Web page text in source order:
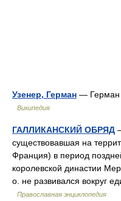
Узенер, Герман — Герман
Википедия
ГАЛЛИКАНСКИЙ ОБРЯД
существовавшая на
Франция) в период
королевской династии
о. не развивался вокруг
Православная энциклопедия